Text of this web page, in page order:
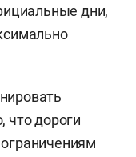
дни,
что дороги